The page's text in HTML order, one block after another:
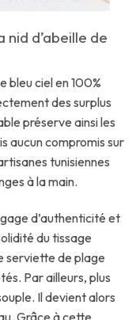
d’abeille de
bleu ciel en 100%
des surplus
préserve ainsi les
aucun compromis sur
tunisiennes
à la main.
d’authenticité et
du tissage
serviette de plage
Par ailleurs, plus
Il devient alors